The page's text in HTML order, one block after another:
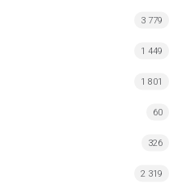
3 779
1 449
1 801
60
326
2 319